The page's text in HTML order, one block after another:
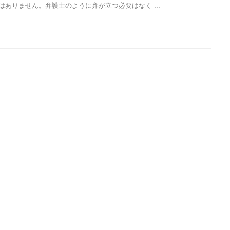
ありません。弁護士のように弁が立つ必要はなく ...